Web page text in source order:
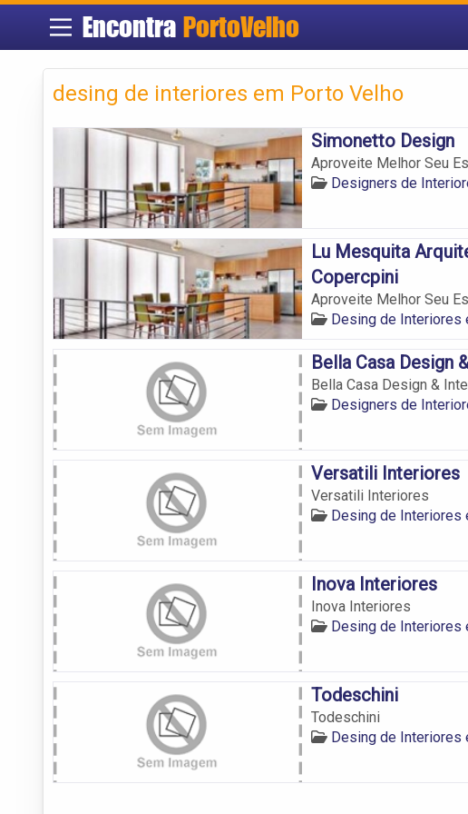
Encontra PortoVelho
desing de interiores em Porto Velho
Simonetto Design
Aproveite Melhor Seu
Designers de
Lu Mesquita
Copercpini
Aproveite Melhor Seu
Desing de Interiores
Bella Casa Design
Bella Casa Design &
Designers de
Versatili Interiores
Versatili Interiores
Desing de Interiores
Inova Interiores
Inova Interiores
Desing de Interiores
Todeschini
Todeschini
Desing de Interiores